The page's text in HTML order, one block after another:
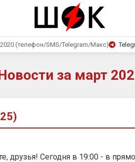
(телефон/SMS/Telegram/Макс)
за март
друзья! Сегодня в 19:00 - в